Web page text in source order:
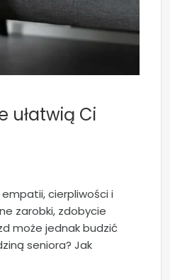
ułatwią Ci
cierpliwości i
zarobki, zdobycie
może jednak budzić
seniora? Jak